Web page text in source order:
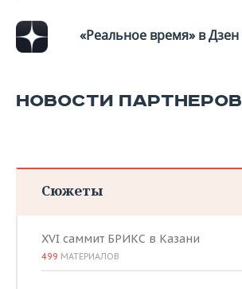
«Реальное время» в Дзен
НОВОСТИ ПАРТНЕРОВ
Сюжеты
XVI саммит БРИКС в Казани
499 МАТЕРИАЛОВ